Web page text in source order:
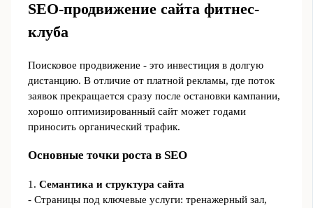
SEO-продвижение сайта фитнес-
клуба
Поисковое продвижение - это инвестиция в долгую
дистанцию. В отличие от платной рекламы, где поток
заявок прекращается сразу после остановки кампании,
хорошо оптимизированный сайт может годами
приносить органический трафик.
Основные точки роста в SEO
1. Семантика и структура сайта
- Страницы под ключевые услуги: тренажерный зал,